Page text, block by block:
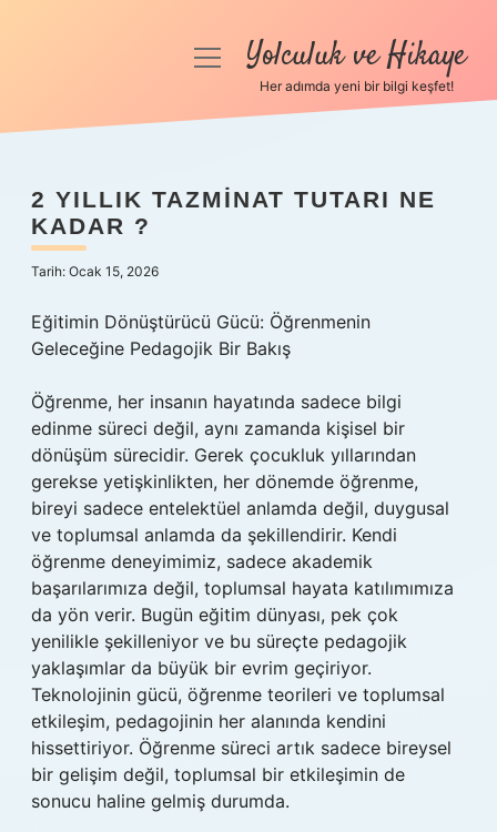
Anasayfa
Yasal Uyarı
Hakkımızda
menüyüYolculuk ve Hikaye
Her adımda yeni bir bilgi keşfet!
2 YILLIK TAZMINAT TUTARI NE
KADAR ?
Tarih: Ocak 15, 2026
Eğitimin Dönüştürücü Gücü: Öğrenmenin
Geleceğine Pedagojik Bir Bakış
Öğrenme, her insanın hayatında sadece bilgi
edinme süreci değil, aynı zamanda kişisel bir
dönüşüm sürecidir. Gerek çocukluk yıllarından
gerekse yetişkinlikten, her dönemde öğrenme,
bireyi sadece entelektüel anlamda değil, duygusal
ve toplumsal anlamda da şekillendirir. Kendi
öğrenme deneyimimiz, sadece akademik
başarılarımıza değil, toplumsal hayata katılımımıza
da yön verir. Bugün eğitim dünyası, pek çok
yenilikle şekilleniyor ve bu süreçte pedagojik
yaklaşımlar da büyük bir evrim geçiriyor.
Teknolojinin gücü, öğrenme teorileri ve toplumsal
etkileşim, pedagojinin her alanında kendini
hissettiriyor. Öğrenme süreci artık sadece bireysel
bir gelişim değil, toplumsal bir etkileşimin de
sonucu haline gelmiş durumda.